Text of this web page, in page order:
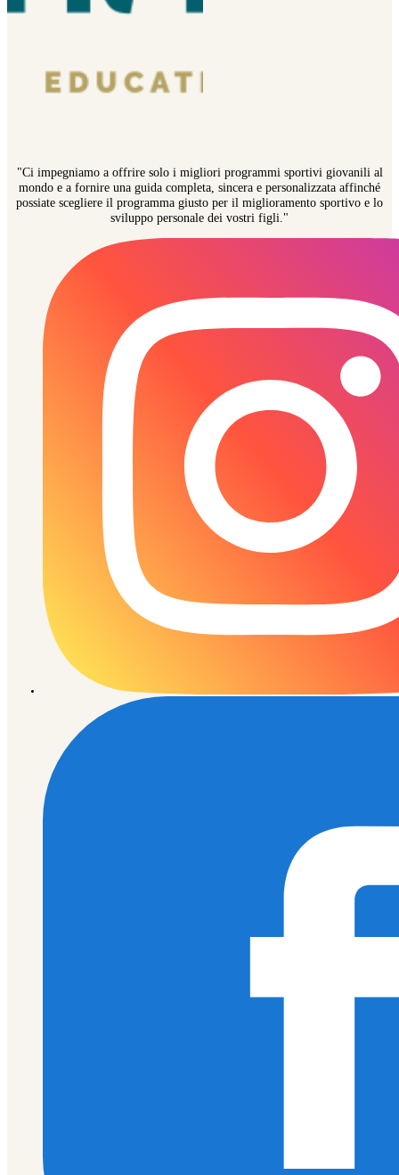
"Ci impegniamo a offrire solo i migliori programmi sportivi giovanili al
mondo e a fornire una guida completa, sincera e personalizzata affinché
possiate scegliere il programma giusto per il miglioramento sportivo e lo
sviluppo personale dei vostri figli."